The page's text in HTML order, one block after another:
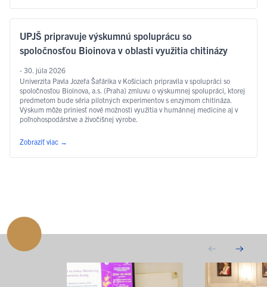
UPJŠ pripravuje výskumnú spoluprácu so
spoločnosťou Bioinova v oblasti využitia chitinázy
- 30. júla 2026
Univerzita Pavla Jozefa Šafárika v Košiciach pripravila v spolupráci so
spoločnosťou Bioinova, a.s. (Praha) zmluvu o výskumnej spolupráci, ktorej
predmetom bude séria pilotných experimentov s enzýmom chitináza.
Výskum môže priniesť nové možnosti využitia v humánnej medicíne aj v
poľnohospodárstve a živočíšnej výrobe.
Zobraziť viac →